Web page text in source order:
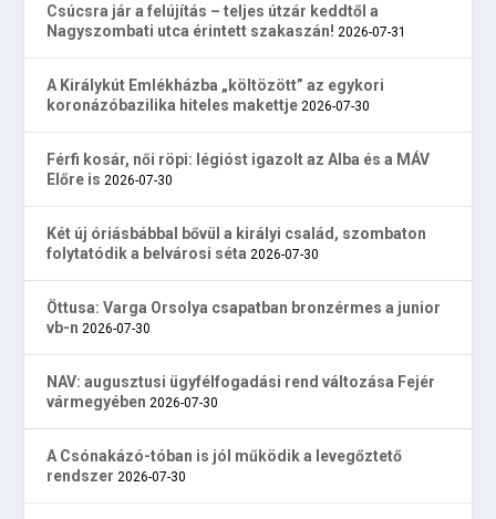
Csúcsra jár a felújítás – teljes útzár keddtől a
Nagyszombati utca érintett szakaszán! 2026-07-31
A Királykút Emlékházba „költözött” az egykori
koronázóbazilika hiteles makettje 2026-07-30
Férfi kosár, női röpi: légióst igazolt az Alba és a MÁV
Előre is 2026-07-30
Két új óriásbábbal bővül a királyi család, szombaton
folytatódik a belvárosi séta 2026-07-30
Öttusa: Varga Orsolya csapatban bronzérmes a junior
vb-n 2026-07-30
NAV: augusztusi ügyfélfogadási rend változása Fejér
vármegyében 2026-07-30
A Csónakázó-tóban is jól működik a levegőztető
rendszer 2026-07-30